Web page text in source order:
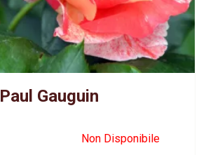
Paul Gauguin
Non Disponibile